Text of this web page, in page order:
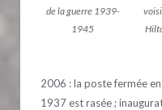
de la guerre 1939-
1945
2006 : la poste fermée
1937 est rasée ;